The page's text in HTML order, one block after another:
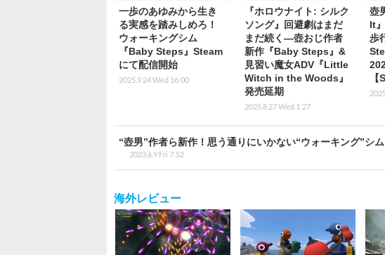
一歩のあゆみから生き
る実感を踏みしめろ！
ウォーキングシム
『Baby Steps』Steam
にて配信開始
2025.9.24 Wed 16:00
『ホロウナイト: シルク
ソング』回避劇はまだ
まだ続く―壺おじ作者
新作『Baby Steps』&
見習い魔女ADV『Little
Witch in the Woods』
発売延期
2025.8.27 Wed 1:27
壺
It
歩
“壺男”作者ら新作！思う通りにいかない“ウォーキング”シ
2023.6.9 Fri 7:52
海外レビュー